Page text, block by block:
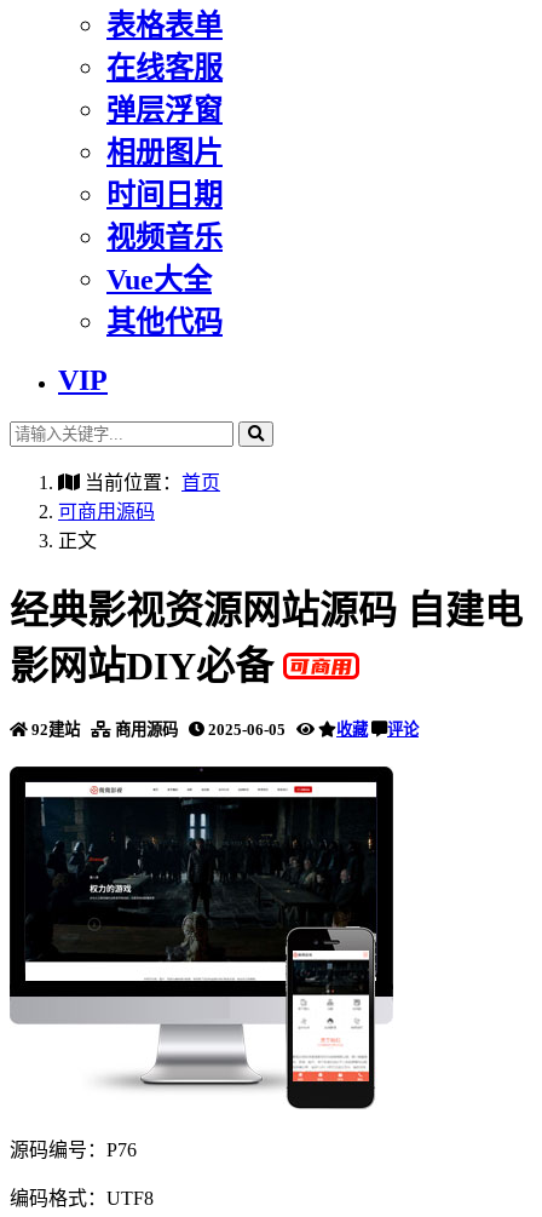
表格表单
在线客服
弹层浮窗
相册图片
时间日期
视频音乐
Vue大全
其他代码
VIP
当前位置： 首页
可商用源码
正文
经典影视资源网站源码 自建电
影网站DIY必备
92建站 商用源码 2025-06-05 收藏 评论
源码编号：P76
编码格式：UTF8